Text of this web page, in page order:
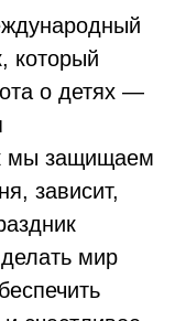
который
о детях —
мы защищаем
зависит,
мир